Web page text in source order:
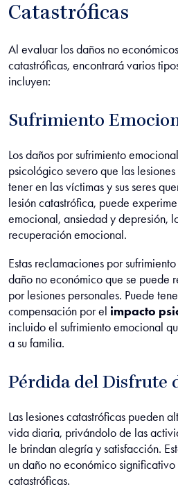
Catastróficas
Al evaluar los daños no
catastróficas, encontrará varios
incluyen:
Sufrimiento
Los daños por sufrimiento
psicológico severo que las
tener en las víctimas y sus seres
lesión catastrófica, puede
emocional, ansiedad y depresión,
recuperación emocional.
Estas reclamaciones por
daño no económico que se puede
por lesiones personales. Puede
compensación por el impacto
incluido el sufrimiento emocional
a su familia.
Pérdida del Disfrute
Las lesiones catastróficas pueden
vida diaria, privándolo de las
le brindan alegría y satisfacción.
un daño no económico
catastróficas.